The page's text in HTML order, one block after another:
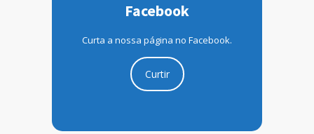
Facebook
Curta a nossa página no Facebook.
Curtir